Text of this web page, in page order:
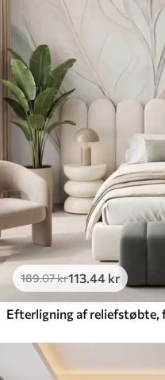
189.07kr113.44 kr